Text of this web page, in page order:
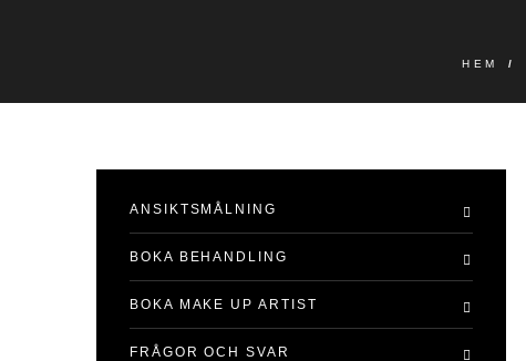
HEM /
ANSIKTSMÅLNING
BOKA BEHANDLING
BOKA MAKE UP ARTIST
FRÅGOR OCH SVAR